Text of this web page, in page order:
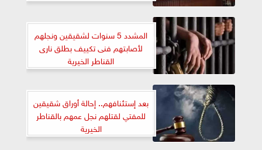
المشدد 5 سنوات لشقيقين ونجلهم
لأصابتهم فنى تكييف بطلق نارى
القناطر الخيرية
بعد إستئنافهم.. إحالة أوراق شقيقين
للمفتي لقتلهم نجل عمهم بالقناطر
الخيرية